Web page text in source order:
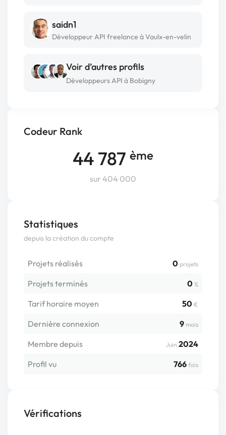
Codeur Rank
44 787 ème
sur 404 000
Statistiques
depuis la création du compte
Projets réalisés 0 projets
Projets terminés 0 %
Tarif horaire moyen 50 €
Dernière connexion 9 mois
Membre depuis Juin 2024
Profil vu
766 fois
Vérifications
saidn1
Développeur API freelance à Vaulx-en-velin
Voir d’autres profils
Développeurs API à Bobigny